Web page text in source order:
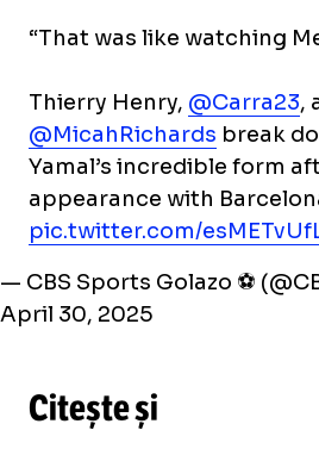
“That was like watching
Thierry Henry, @Carra23,
@MicahRichards break
Yamal’s incredible form
appearance with
pic.twitter.com/
— CBS Sports Golazo ⚽️
April 30, 2025
Citește și